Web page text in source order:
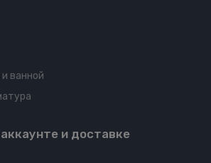
ванной
и доставке